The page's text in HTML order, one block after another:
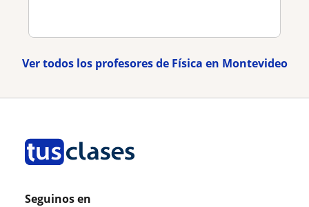
Ver todos los profesores de Física en Montevideo
Seguinos en